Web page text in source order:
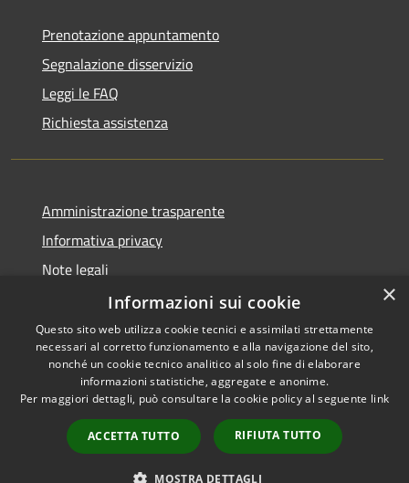
Prenotazione appuntamento
Segnalazione disservizio
Leggi le FAQ
Richiesta assistenza
Amministrazione trasparente
Informativa privacy
Note legali
Dichiarazione di accessibilità
RSS
Accessibilità
Copyright © 2026 • Comune di
Municipium•
Accesso
redazione
×
Informazioni sui cookie
Questo sito web utilizza cookie tecnici e assimilati strettamente
necessari al corretto funzionamento e alla navigazione del sito,
nonché un cookie tecnico analitico al solo fine di elaborare
informazioni statistiche, aggregate e anonime.
Per maggiori dettagli, può consultare la cookie policy al seguente link
ACCETTA TUTTO RIFIUTA TUTTO
MOSTRA DETTAGLI